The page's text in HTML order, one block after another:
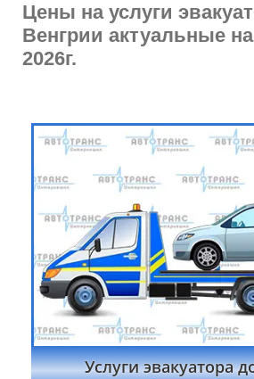
Цены на услуги
Венгрии актуальные на
2026г.
Услуги эвакуатора